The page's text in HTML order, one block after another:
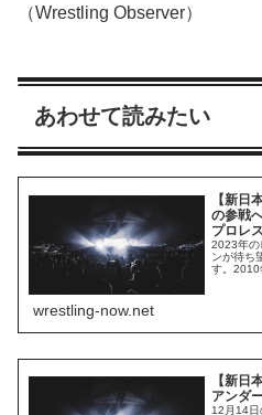
（Wrestling Observer）
あわせて読みたい
【新日
の参戦
プロレ
2023年の
ンが待ち
す。2010
った後
けてい
wrestling-now.net
【新日
アンダ
12月14日